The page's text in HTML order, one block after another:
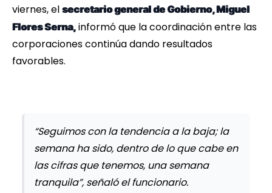
viernes, el secretario general de Gobierno, Miguel
Flores Serna, informó que la coordinación entre las
corporaciones continúa dando resultados
favorables.
“Seguimos con la tendencia a la baja; la
semana ha sido, dentro de lo que cabe en
las cifras que tenemos, una semana
tranquila”, señaló el funcionario.